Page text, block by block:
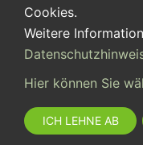
Cookies.
Weitere
Hier können Sie
ICH LEHNE AB